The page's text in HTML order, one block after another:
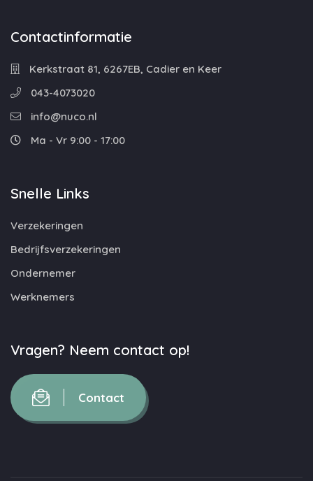
Contactinformatie
Kerkstraat 81, 6267EB, Cadier en Keer
043-4073020
info@nuco.nl
Ma - Vr 9:00 - 17:00
Snelle Links
Verzekeringen
Bedrijfsverzekeringen
Ondernemer
Werknemers
Vragen? Neem contact op!
Contact